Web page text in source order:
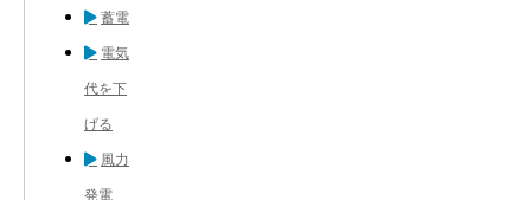
蓄電
電気
代を下
げる
風力
発電